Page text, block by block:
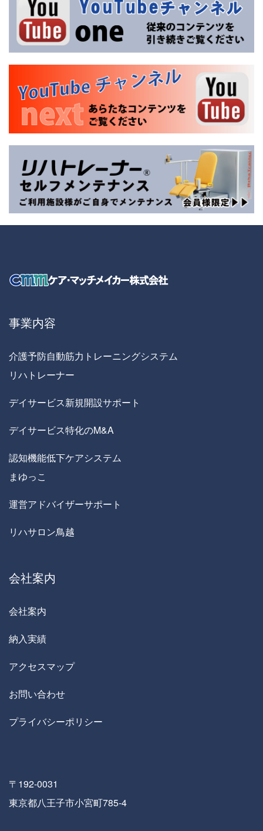
事業内容
介護予防自動筋力トレーニングシステム
リハトレーナー
デイサービス新規開設サポート
デイサービス特化のM&A
認知機能低下ケアシステム
まゆっこ
運営アドバイザーサポート
リハサロン鳥越
会社案内
会社案内
納入実績
アクセスマップ
お問い合わせ
プライバシーポリシー
〒192-0031
東京都八王子市小宮町785-4